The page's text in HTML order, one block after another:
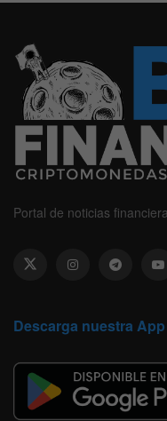
Portal de noticias
Descarga nuestra App